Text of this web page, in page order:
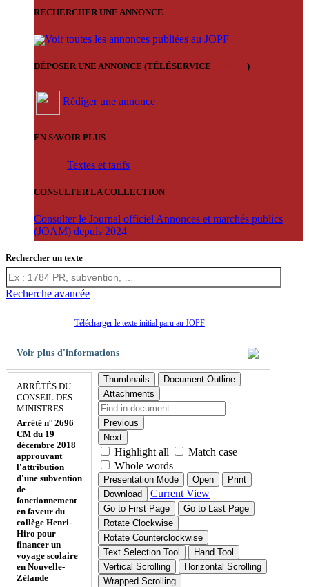
RECHERCHER UNE ANNONCE
Voir toutes les annonces publiées au JOPF
DÉPOSER UNE ANNONCE (TÉLÉSERVICE )
Rédiger une annonce
EN SAVOIR PLUS
Textes et tarifs
CONSULTER LA COLLECTION
Consulter le Journal officiel Annonces et marchés publics
(JOAM) depuis 2024
Rechercher un texte
Recherche avancée
Télécharger le texte initial paru au JOPF
Voir plus d'informations
ARRÊTÉS DU
CONSEIL DES
MINISTRES
Arrêté n° 2696
CM du 19
décembre 2018
approuvant
l'attribution
d'une subvention
de
fonctionnement
en faveur du
collège Henri-
Hiro pour
financer un
voyage scolaire
en Nouvelle-
Zélande
Thumbnails
Document Outline
Attachments
Previous
Next
Highlight all
Match case
Whole words
Presentation Mode Open
Print
Download
Current View
Go to First Page
Go to Last Page
Rotate Clockwise
Rotate Counterclockwise
Text Selection Tool
Hand Tool
Vertical Scrolling
Horizontal Scrolling
Wrapped Scrolling